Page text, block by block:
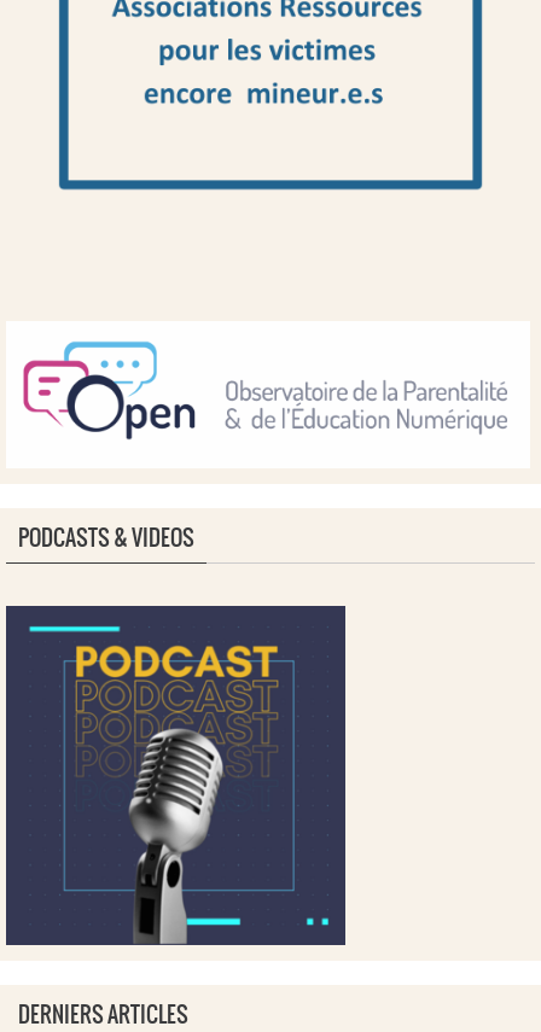
PODCASTS & VIDEOS
DERNIERS ARTICLES